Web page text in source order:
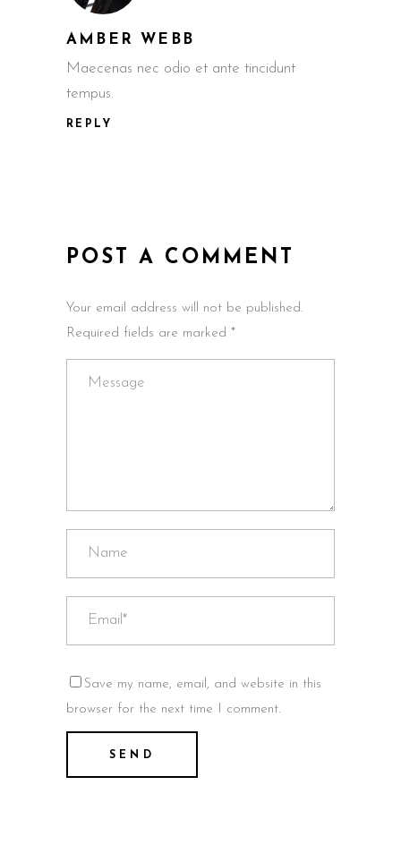
AMBER WEBB
Maecenas nec odio et ante tincidunt
tempus.
REPLY
POST A COMMENT
Your email address will not be published.
Required fields are marked *
Save my name, email, and website in this
browser for the next time I comment.